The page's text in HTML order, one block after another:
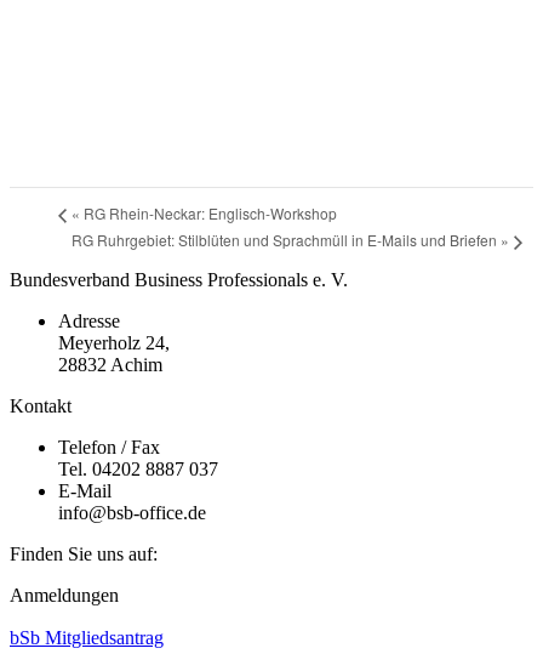
« RG Rhein-Neckar: Englisch-Workshop
RG Ruhrgebiet: Stilblüten und Sprachmüll in E-Mails und Briefen »
Bundesverband Business Professionals e. V.
Adresse
Meyerholz 24,
28832 Achim
Kontakt
Telefon / Fax
Tel. 04202 8887 037
E-Mail
info@bsb-office.de
Finden Sie uns auf:
Facebook
opens
Linkedin
opens
Instagram
opens
Anmeldungen
bSb Mitgliedsantrag